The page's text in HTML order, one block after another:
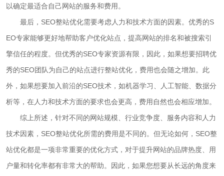
以确定最适合自己网站的服务和费用。
最后，SEO整站优化需要考虑人力和技术方面的因素。优秀的S
EO专家能够更好地帮助客户优化站点，提高网站的排名和被搜索引
擎信任的程度。但优秀的SEO专家资源有限，因此，如果想要招聘优
秀的SEO团队为自己的站点进行整站优化，费用也会随之增加。此
外，如果想要加入前沿的SEO技术，如机器学习、人工智能、数据分
析等，在人力和技术方面的要求也会更高，费用自然也会相应增加。
综上所述，针对不同的网站规模、行业竞争度、服务内容和人力
技术因素，SEO整站优化所需的费用是不同的。但无论如何，SEO整
站优化都是一项非常重要的优化方式，对于提升网站的品牌热度、用
户量和转化率都有非常大的帮助。因此，如果您想要从长远的角度来